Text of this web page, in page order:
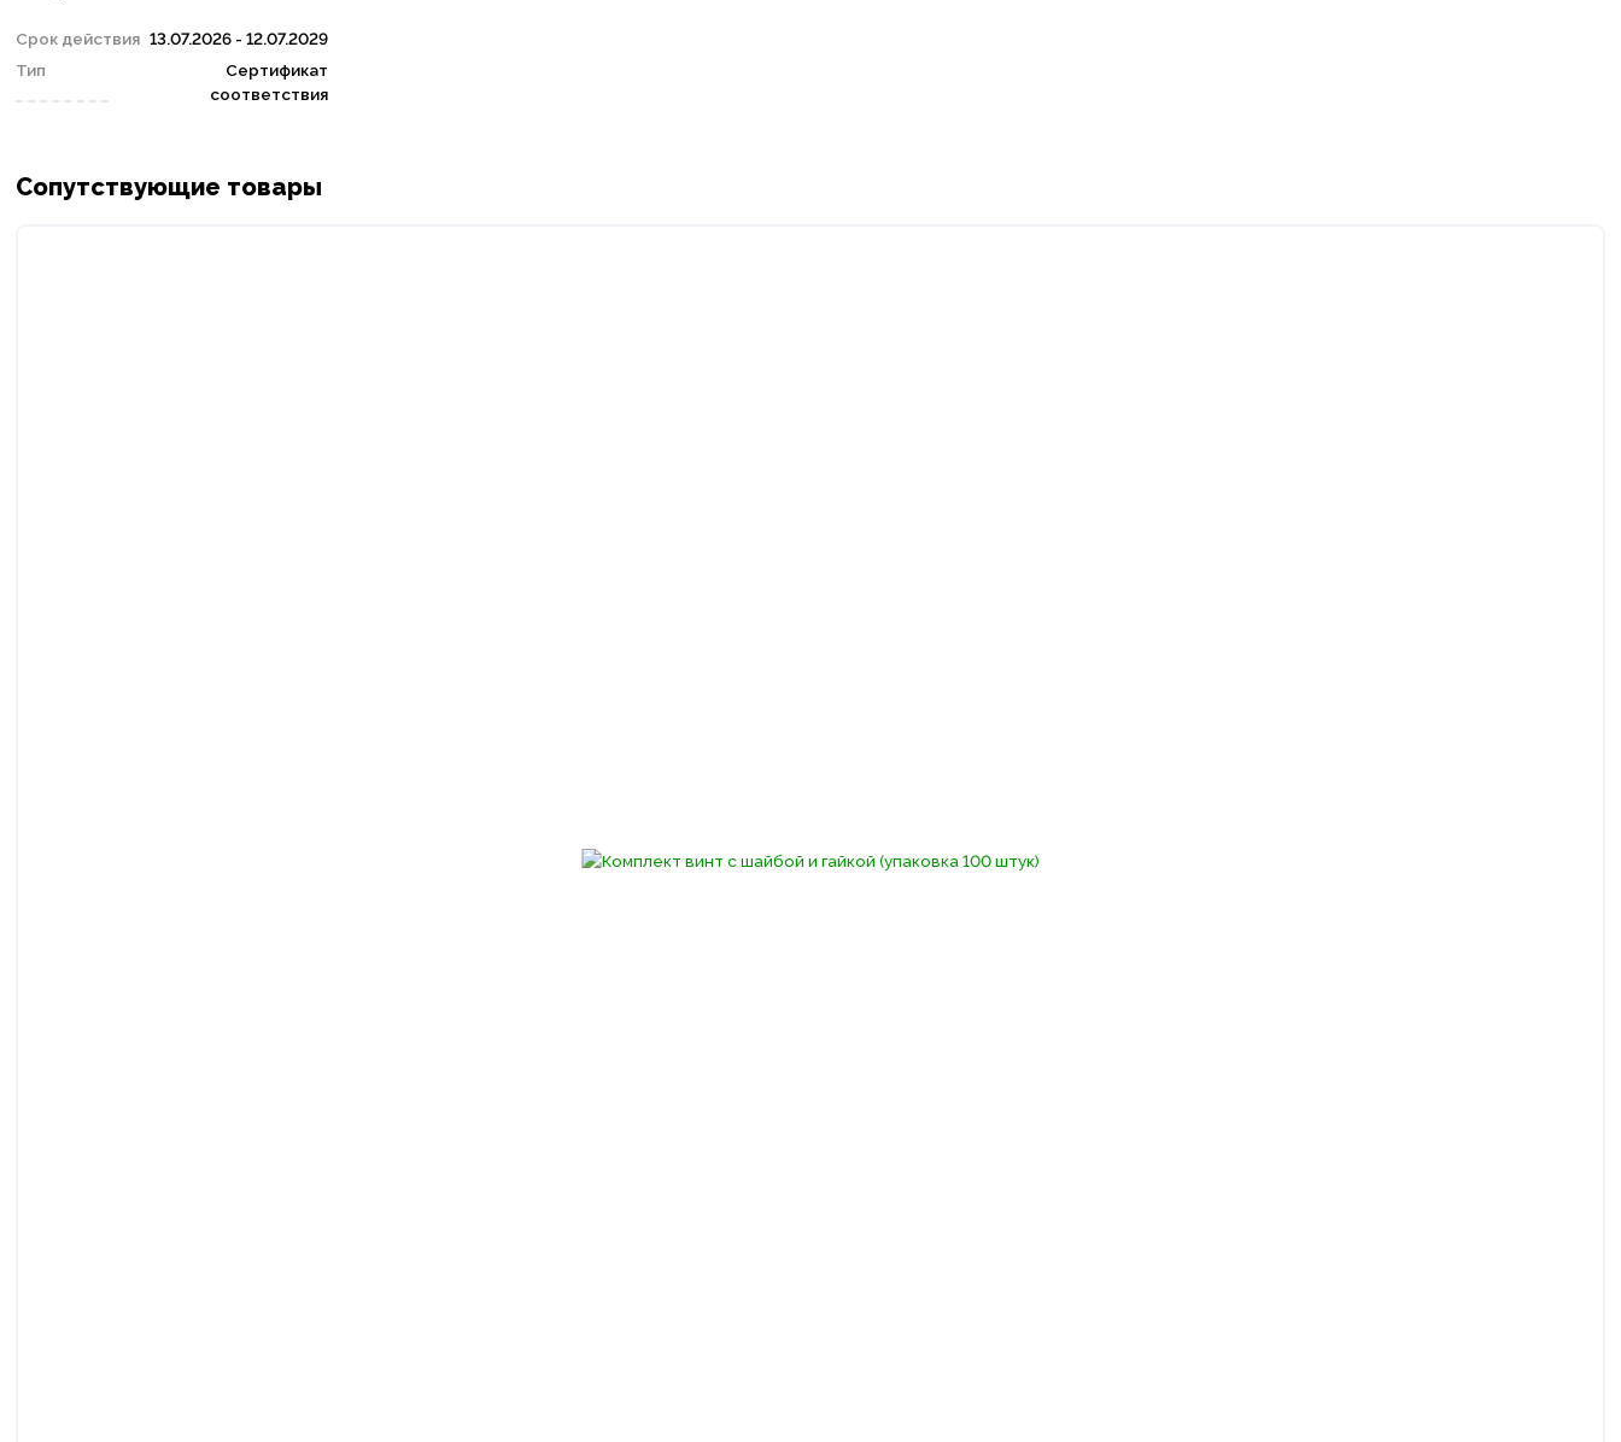
Срок действия 13.07.2026 - 12.07.2029
Тип
Сертификат
соответствия
Сопутствующие товары